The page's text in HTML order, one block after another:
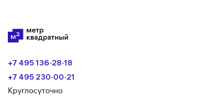
+7 495 136‑28‑18
+7 495 230‑00‑21
Круглосуточно